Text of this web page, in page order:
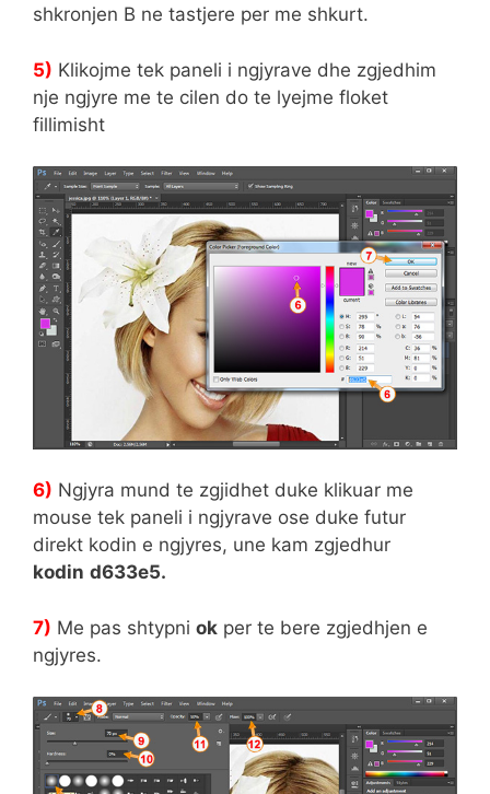
shkronjen B ne tastjere per me shkurt.
5) Klikojme tek paneli i ngjyrave dhe zgjedhim
nje ngjyre me te cilen do te lyejme floket
fillimisht
6) Ngjyra mund te zgjidhet duke klikuar me
mouse tek paneli i ngjyrave ose duke futur
direkt kodin e ngjyres, une kam zgjedhur
kodin d633e5.
7) Me pas shtypni ok per te bere zgjedhjen e
ngjyres.